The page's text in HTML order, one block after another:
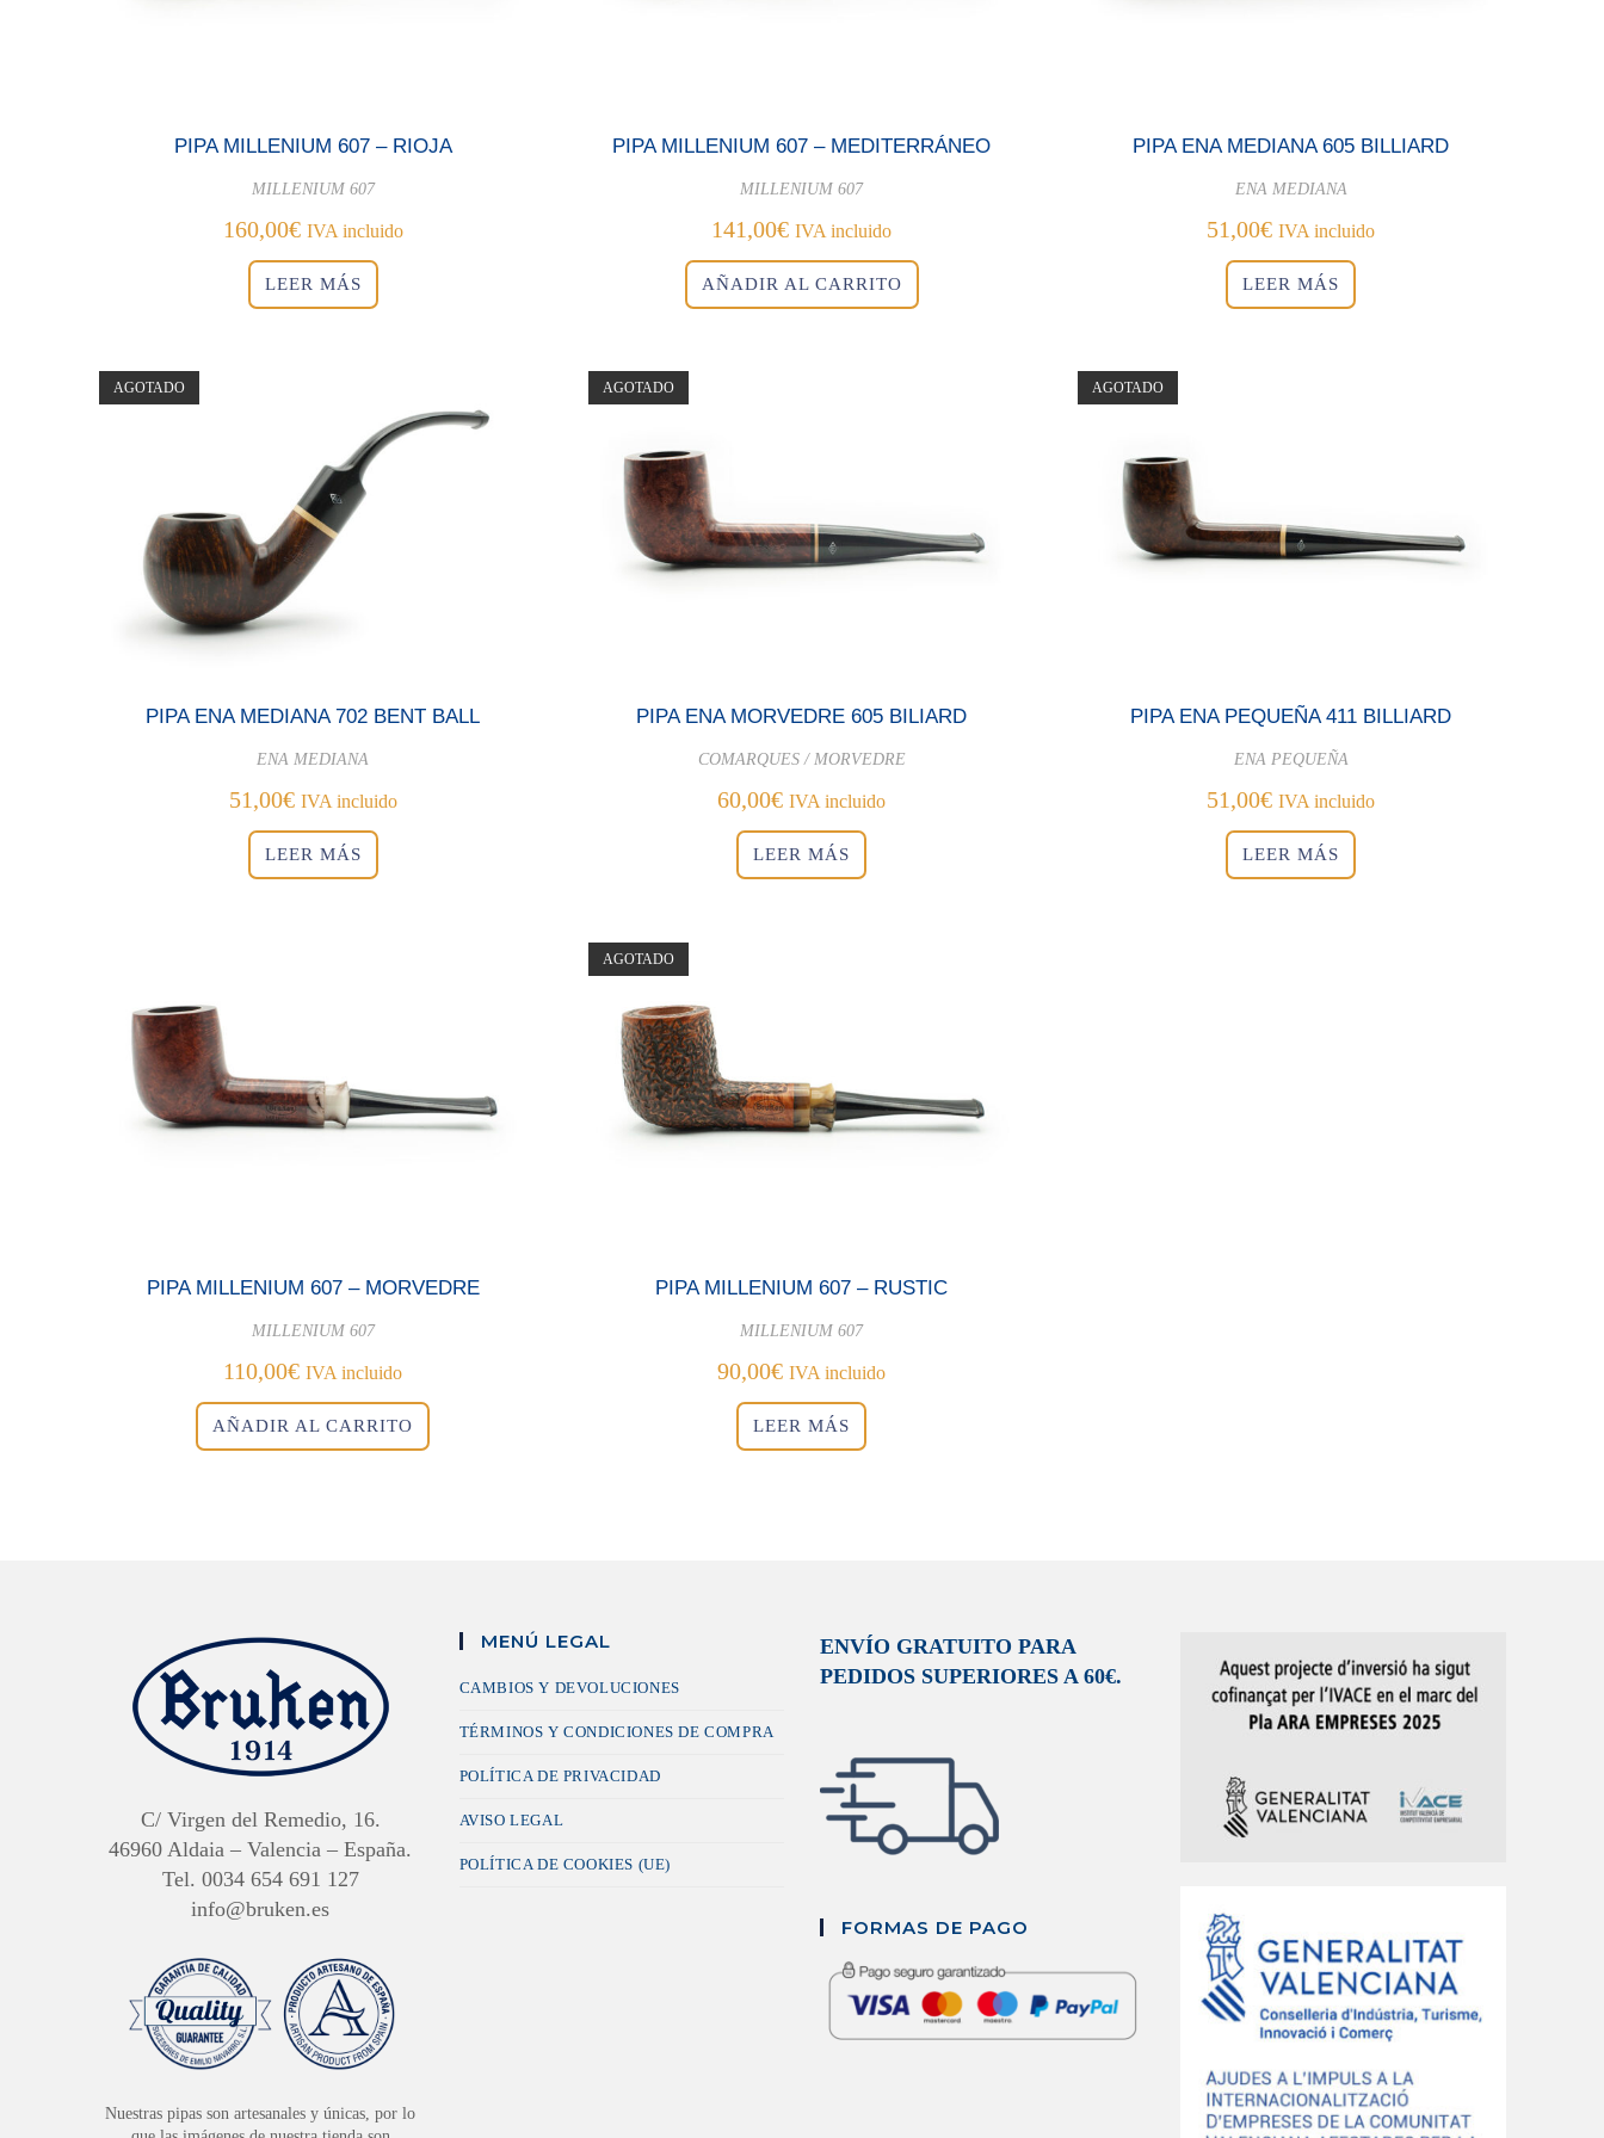
PIPA MILLENIUM 607 – RIOJA
MILLENIUM 607
160,00€ IVA incluido
LEER MÁS
PIPA MILLENIUM 607 – MEDITERRÁNEO
MILLENIUM 607
141,00€ IVA incluido
AÑADIR AL CARRITO
PIPA ENA MEDIANA 605 BILLIARD
ENA MEDIANA
51,00€ IVA incluido
LEER MÁS
AGOTADO
PIPA ENA MEDIANA 702 BENT BALL
ENA MEDIANA
51,00€ IVA incluido
LEER MÁS
AGOTADO
PIPA ENA MORVEDRE 605 BILIARD
COMARQUES / MORVEDRE
60,00€ IVA incluido
LEER MÁS
AGOTADO
PIPA ENA PEQUEÑA 411 BILLIARD
ENA PEQUEÑA
51,00€ IVA incluido
LEER MÁS
PIPA MILLENIUM 607 – MORVEDRE
MILLENIUM 607
110,00€ IVA incluido
AÑADIR AL CARRITO
AGOTADO
PIPA MILLENIUM 607 – RUSTIC
MILLENIUM 607
90,00€ IVA incluido
LEER MÁS
C/ Virgen del Remedio, 16.
46960 Aldaia – Valencia – España.
Tel. 0034 654 691 127
info@bruken.es
Nuestras pipas son artesanales y únicas, por lo
MENÚ LEGAL
CAMBIOS Y DEVOLUCIONES
TÉRMINOS Y CONDICIONES DE COMPRA
POLÍTICA DE PRIVACIDAD
AVISO LEGAL
POLÍTICA DE COOKIES (UE)
ENVÍO GRATUITO PARA
PEDIDOS SUPERIORES A 60€.
FORMAS DE PAGO